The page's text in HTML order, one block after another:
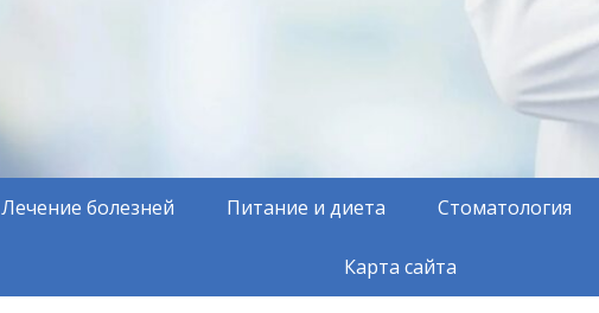
Лечение болезней Питание и диета Стоматология
Карта сайта